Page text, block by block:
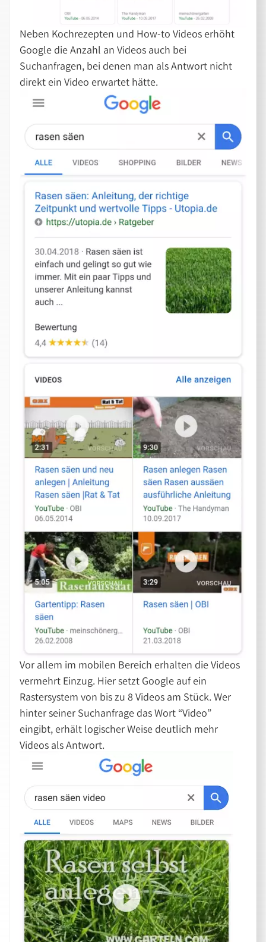
Neben Kochrezepten und How-to Videos erhöht
Google die Anzahl an Videos auch bei
Suchanfragen, bei denen man als Antwort nicht
direkt ein Video erwartet hätte.
Vor allem im mobilen Bereich erhalten die Videos
vermehrt Einzug. Hier setzt Google auf ein
Rastersystem von bis zu 8 Videos am Stück. Wer
hinter seiner Suchanfrage das Wort “Video”
eingibt, erhält logischer Weise deutlich mehr
Videos als Antwort.